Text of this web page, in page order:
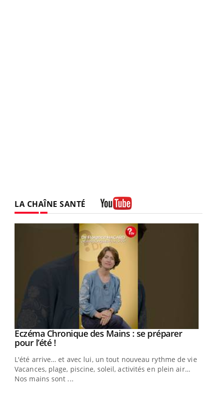
LA CHAÎNE SANTÉ
Youtube
Eczéma Chronique des Mains : se préparer
pour l’été !Youtube
L'été arrive… et avec lui, un tout nouveau rythme de vie !
Vacances, plage, piscine, soleil, activités en plein air…
Nos mains sont ...